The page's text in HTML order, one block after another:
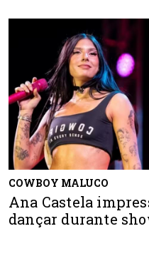
COWBOY MALUCO
Ana Castela
dançar durante